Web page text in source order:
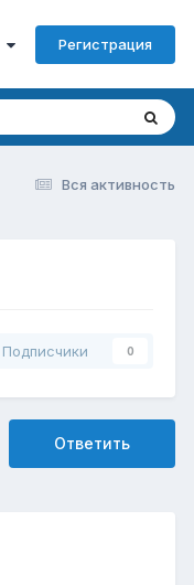
Регистрация
Вся активность
Подписчики 0
Ответить